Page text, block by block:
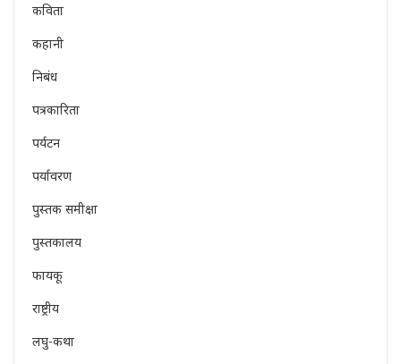
कविता
कहानी
निबंध
पत्रकारिता
पर्यटन
पर्यावरण
पुस्तक समीक्षा
पुस्तकालय
फायकू
राष्ट्रीय
लघु-कथा